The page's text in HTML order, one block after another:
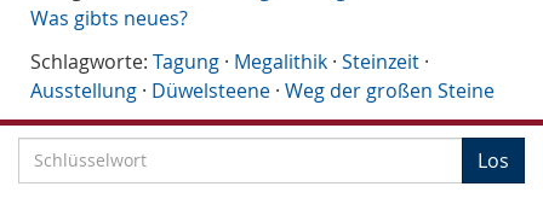
Was gibts neues?
Schlagworte: Tagung · Megalithik · Steinzeit ·
Ausstellung · Düwelsteene · Weg der großen Steine
c
Los